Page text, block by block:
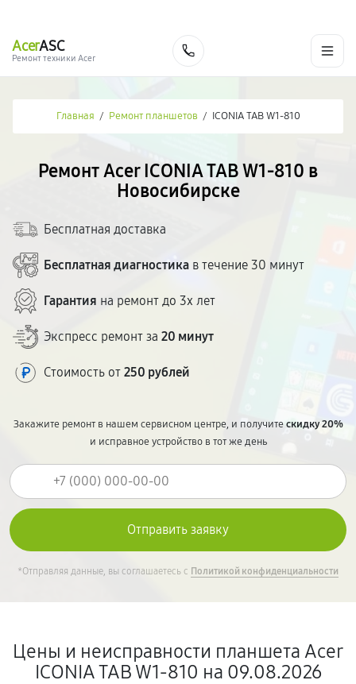
AcerASC
Ремонт техники Acer
Главная / Ремонт планшетов / ICONIA TAB W1-810
Ремонт Acer ICONIA TAB W1-810 в
Новосибирске
Бесплатная доставка
Бесплатная диагностика в течение 30 минут
Гарантия на ремонт до 3х лет
Экспресс ремонт за 20 минут
Стоимость от 250 рублей
Закажите ремонт в нашем сервисном центре, и получитескидку 20%
и исправное устройство в тот же день
*Отправляя данные, вы соглашаетесь с Политикой конфиденциальности
Цены и неисправности планшета Acer
ICONIA TAB W1-810 на 09.08.2026